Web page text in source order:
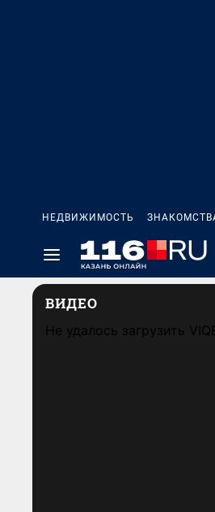
НЕДВИЖИМОСТЬ
ВИДЕО
Не удалось загрузить